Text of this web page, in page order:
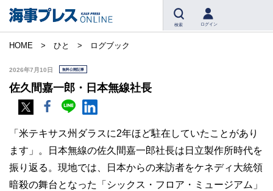
検索 ログイン
HOME ひと ログブック
2026年7月10日 無料公開記事
佐久間嘉一郎・日本無線社長
「米テキサス州ダラスに2年ほど駐在していたことがあり
ます」。日本無線の佐久間嘉一郎社長は日立製作所時代を
振り返る。現地では、日本からの来訪者をケネディ大統領
暗殺の舞台となった「シックス・フロア・ミュージアム」